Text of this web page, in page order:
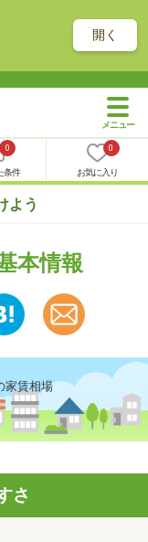
開く
0
条件
0
お気に入り
よう
本情報
家賃相場
さ